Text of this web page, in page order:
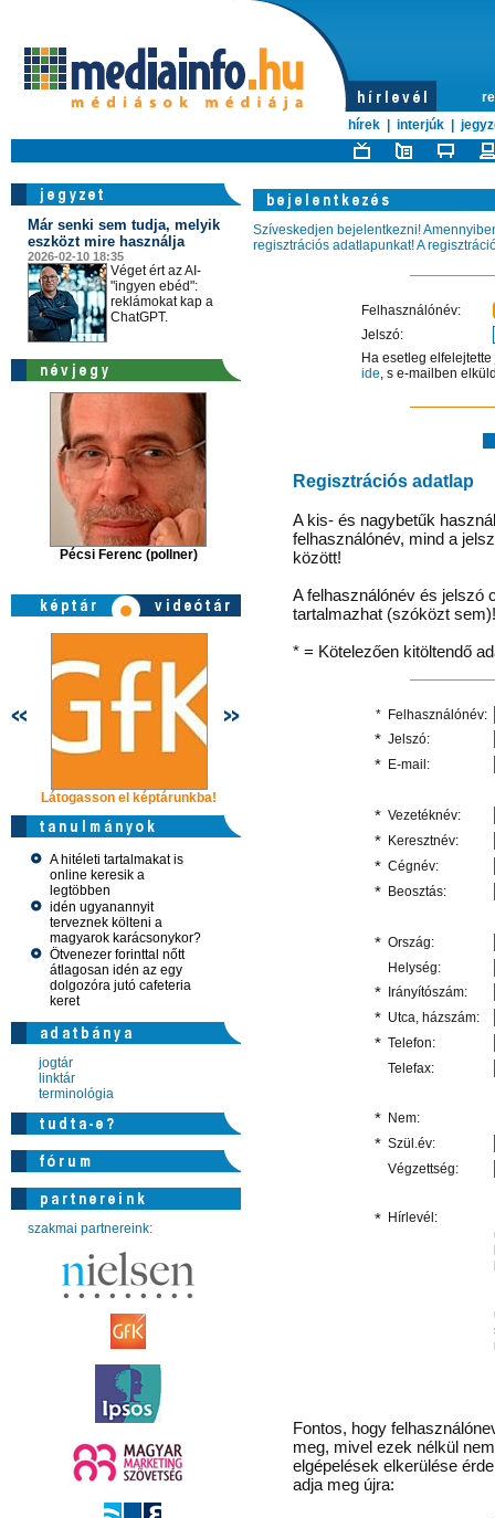
hírek
interjúk
Már senki sem tudja, melyik
eszközt mire használja
2026-02-10 18:35
Véget ért az AI-
"ingyen ebéd":
reklámokat kap a
ChatGPT.
Pécsi Ferenc (pollner)
Látogasson el képtárunkba!
A hitéleti tartalmakat is
online keresik a
legtöbben
idén ugyanannyit
terveznek költeni a
magyarok karácsonykor?
Ötvenezer forinttal nőtt
átlagosan idén az egy
dolgozóra jutó cafeteria
keret
jogtár
linktár
terminológia
szakmai partnereink:
Szíveskedjen bejelentkezni!
regisztrációs adatlapunkat! A
Felhasználónév:
Jelszó:
Ha esetleg
ide, s e-mailben
Regisztrációs adatlap
A kis- és nagybetűk
felhasználónév, mind a
között!
A felhasználónév és jelszó
tartalmazhat (szóközt sem)!
* = Kötelezően kitöltendő
* Felhasználónév:
* Jelszó:
* E-mail:
* Vezetéknév:
* Keresztnév:
* Cégnév:
* Beosztás:
* Ország:
Helység:
* Irányítószám:
* Utca, házszám:
* Telefon:
Telefax:
* Nem:
* Szül.év:
Végzettség:
* Hírlevél:
Fontos, hogy
meg, mivel ezek nélkül
elgépelések elkerülése
adja meg újra: